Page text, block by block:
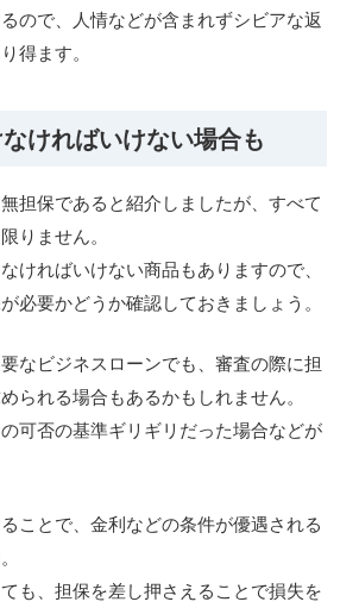
ので、人情などが含まれずシビアな返
得ます。
ければいけない場合も
担保であると紹介しましたが、すべて
りません。
ければいけない商品もありますので、
必要かどうか確認しておきましょう。
なビジネスローンでも、審査の際に担
られる場合もあるかもしれません。
可否の基準ギリギリだった場合などが
ことで、金利などの条件が優遇される
も、担保を差し押さえることで損失を